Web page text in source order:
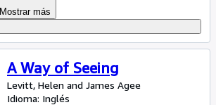
Mostrar más
A Way of Seeing
Levitt, Helen and James Agee
Idioma: Inglés